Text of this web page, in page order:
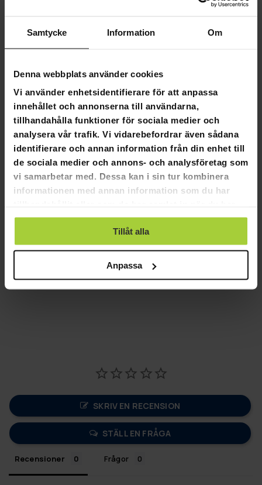
Samtycke Information Om
Denna webbplats använder cookies
Vi använder enhetsidentifierare för att anpassa
innehållet och annonserna till användarna,
tillhandahålla funktioner för sociala medier och
analysera vår trafik. Vi vidarebefordrar även sådana
identifierare och annan information från din enhet till
de sociala medier och annons- och analysföretag som
vi samarbetar med. Dessa kan i sin tur kombinera
informationen med annan information som du har
använt deras tjänster.
Tillåt alla
Anpassa
Viking Discs Armor Nordic Warrior
Obs! Tyvärr kan du inte välja färgen på discgolfdiscen när
Viking Discs Nordic Warrior
Plast:Armor
Typ: Approachingdisk (Overstable mid-range )
Hastighet 4 | Glid 4 | Stabilitet 0 | Fade
Effektivt precisionsvapen för approaching. Lönar sig att
hastighet hittas längs med hela kastet. Nordic Warrior
lämpar sig bäst till större hyzer-kast och till blåsiga
SKRIV EN RECENSION
STÄLL EN FRÅGA
Recensioner Frågor